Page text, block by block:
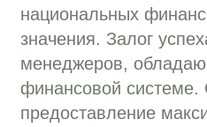
национальных
значения. Залог
менеджеров,
финансовой системе.
предоставление